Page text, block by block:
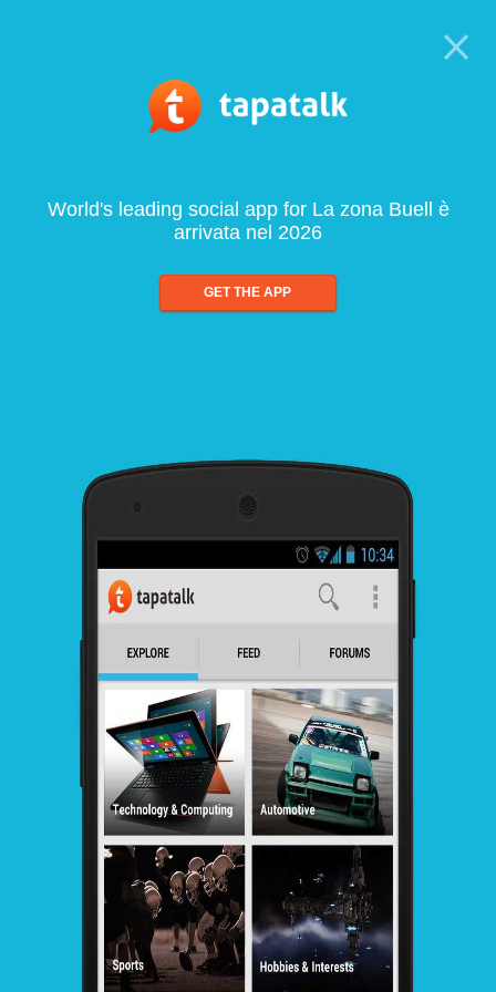
World's leading social app for La zona Buell è
arrivata nel 2026
GET THE APP